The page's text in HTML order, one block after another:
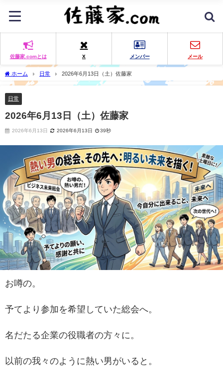
佐藤家.comとは X メンバー メール
ホーム 日常 2026年6月13日（土）佐藤家
日常
2026年6月13日（土）佐藤家
2026年6月13日 2026年6月13日 39秒
お噂の。
予てより参加を希望していた総会へ。
名だたる企業の役職者の方々に。
以前の我々のように熱い男がいると。